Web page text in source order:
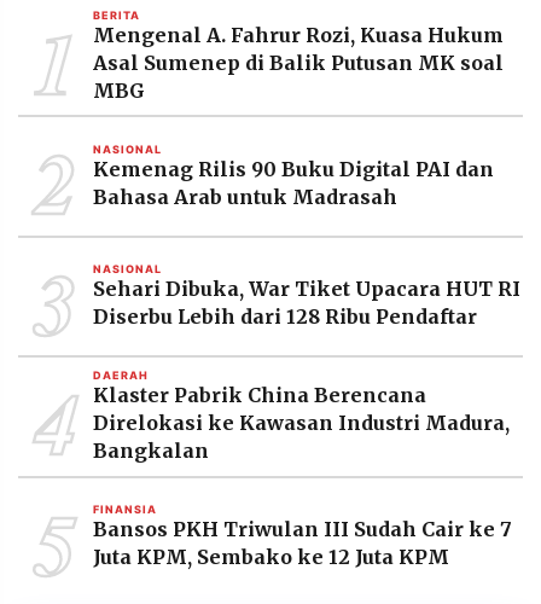
1 BERITA
Mengenal A. Fahrur Rozi, Kuasa Hukum
Asal Sumenep di Balik Putusan MK soal
MBG
2 NASIONAL
Kemenag Rilis 90 Buku Digital PAI dan
Bahasa Arab untuk Madrasah
3 NASIONAL
Sehari Dibuka, War Tiket Upacara HUT RI
Diserbu Lebih dari 128 Ribu Pendaftar
4 DAERAH
Klaster Pabrik China Berencana
Direlokasi ke Kawasan Industri Madura,
Bangkalan
5 FINANSIA
Bansos PKH Triwulan III Sudah Cair ke 7
Juta KPM, Sembako ke 12 Juta KPM